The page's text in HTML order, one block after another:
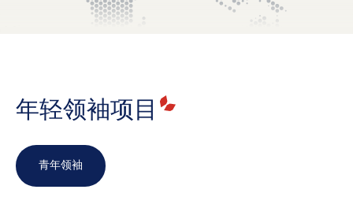
年轻领袖项目
青年领袖